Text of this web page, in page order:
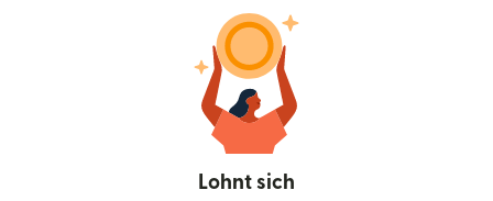
Lohnt sich